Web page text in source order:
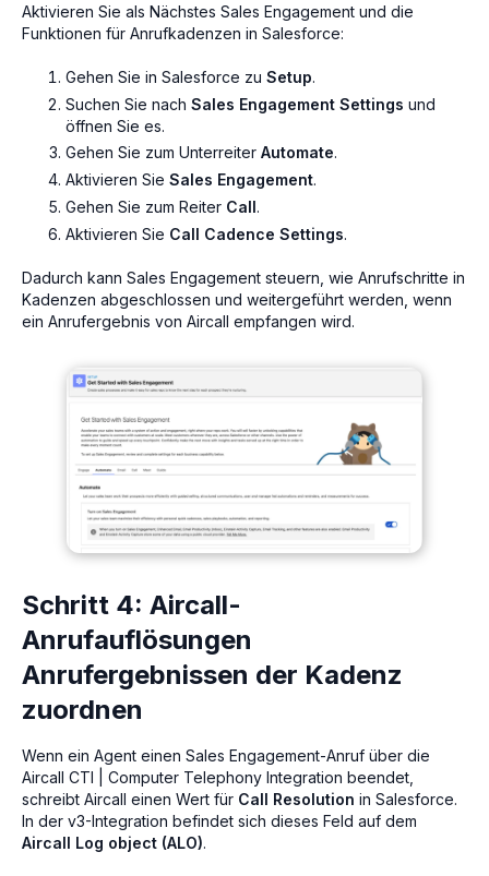
Aktivieren Sie als Nächstes Sales Engagement und die
Funktionen für Anrufkadenzen in Salesforce:
Gehen Sie in Salesforce zu Setup.
Suchen Sie nach Sales Engagement Settings und
öffnen Sie es.
Gehen Sie zum Unterreiter Automate.
Aktivieren Sie Sales Engagement.
Gehen Sie zum Reiter Call.
Aktivieren Sie Call Cadence Settings.
Dadurch kann Sales Engagement steuern, wie Anrufschritte in
Kadenzen abgeschlossen und weitergeführt werden, wenn
ein Anrufergebnis von Aircall empfangen wird.
Schritt 4: Aircall-
Anrufauflösungen
Anrufergebnissen der Kadenz
zuordnen
Wenn ein Agent einen Sales Engagement-Anruf über die
Aircall CTI | Computer Telephony Integration beendet,
schreibt Aircall einen Wert für Call Resolution in Salesforce.
In der v3-Integration befindet sich dieses Feld auf dem
Aircall Log object (ALO).